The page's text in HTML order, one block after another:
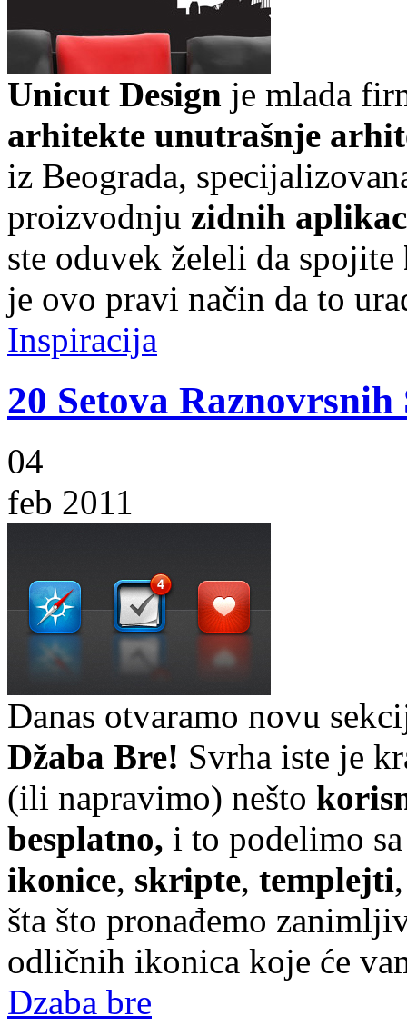
Unicut Design je mlada
arhitekte unutrašnje
iz Beograda,
proizvodnju zidnih
ste oduvek želeli da spojite
je ovo pravi način da to
Inspiracija
20 Setova
04
feb 2011
Danas otvaramo novu
Džaba Bre! Svrha iste je
(ili napravimo) nešto
besplatno, i to podelimo
ikonice, skripte, templejti,
šta što pronađemo
odličnih ikonica koje će
Dzaba bre